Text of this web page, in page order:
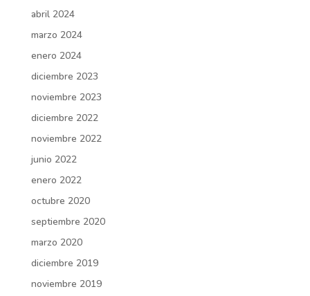
abril 2024
marzo 2024
enero 2024
diciembre 2023
noviembre 2023
diciembre 2022
noviembre 2022
junio 2022
enero 2022
octubre 2020
septiembre 2020
marzo 2020
diciembre 2019
noviembre 2019